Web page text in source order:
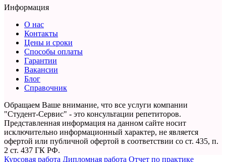
Информация
О нас
Контакты
Цены и сроки
Способы оплаты
Гарантии
Вакансии
Блог
Справочник
Обращаем Ваше внимание, что все услуги компании
"Студент-Сервис" - это консультации репетиторов.
Представленная информация на данном сайте носит
исключительно информационный характер, не является
офертой или публичной офертой в соответствии со ст. 435, п.
2 ст. 437 ГК РФ.
Курсовая работа Дипломная работа Отчет по практике